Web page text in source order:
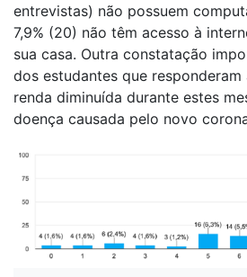
entrevistas) não possuem
7,9% (20) não têm acesso à
sua casa. Outra constatação
dos estudantes que
renda diminuída durante estes
doença causada pelo novo